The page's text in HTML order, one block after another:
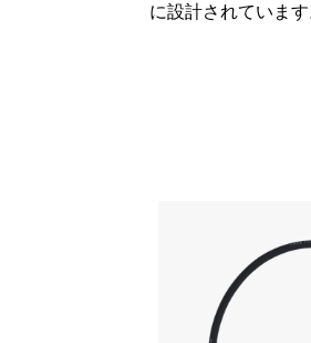
に設計されています